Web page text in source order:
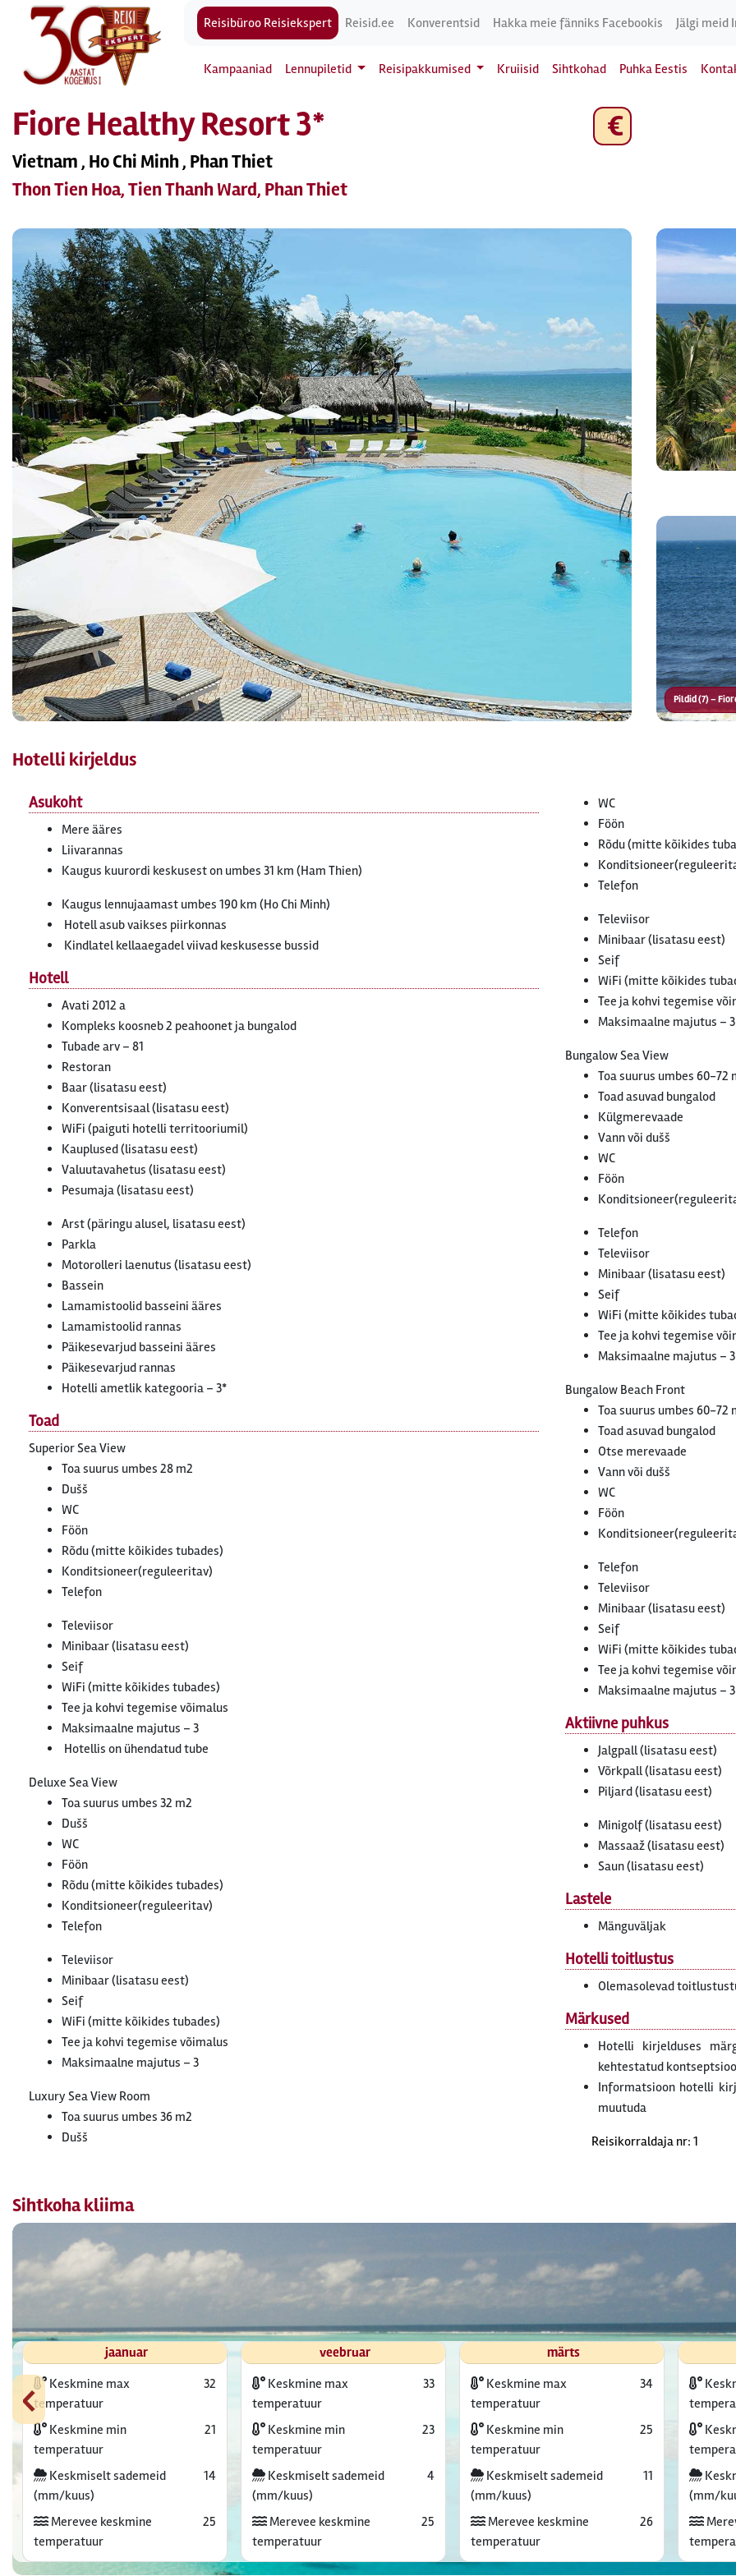
Reisibüroo Reisiekspert Reisid.ee Konverentsid Hakka meie fänniks Facebookis Jälgi meid
Kampaaniad Lennupiletid Reisipakkumised Kruiisid Sihtkohad Puhka Eestis
Fiore Healthy Resort 3*
Vietnam , Ho Chi Minh , Phan Thiet
Thon Tien Hoa, Tien Thanh Ward, Phan Thiet
€
Pildid (7) –
Hotelli kirjeldus
Asukoht
Mere ääres
Liivarannas
Kaugus kuurordi keskusest on umbes 31 km (Ham Thien)
Kaugus lennujaamast umbes 190 km (Ho Chi Minh)
Hotell asub vaikses piirkonnas
Kindlatel kellaaegadel viivad keskusesse bussid
Hotell
Avati 2012 a
Kompleks koosneb 2 peahoonet ja bungalod
Tubade arv – 81
Restoran
Baar (lisatasu eest)
Konverentsisaal (lisatasu eest)
WiFi (paiguti hotelli territooriumil)
Kauplused (lisatasu eest)
Valuutavahetus (lisatasu eest)
Pesumaja (lisatasu eest)
Arst (päringu alusel, lisatasu eest)
Parkla
Motorolleri laenutus (lisatasu eest)
Bassein
Lamamistoolid basseini ääres
Lamamistoolid rannas
Päikesevarjud basseini ääres
Päikesevarjud rannas
Hotelli ametlik kategooria – 3*
Toad
Superior Sea View
Toa suurus umbes 28 m2
Dušš
WC
Föön
Rõdu (mitte kõikides tubades)
Konditsioneer(reguleeritav)
Telefon
Televiisor
Minibaar (lisatasu eest)
Seif
WiFi (mitte kõikides tubades)
Tee ja kohvi tegemise võimalus
Maksimaalne majutus – 3
Hotellis on ühendatud tube
Deluxe Sea View
Toa suurus umbes 32 m2
Dušš
WC
Föön
Rõdu (mitte kõikides tubades)
Konditsioneer(reguleeritav)
Telefon
Televiisor
Minibaar (lisatasu eest)
Seif
WiFi (mitte kõikides tubades)
Tee ja kohvi tegemise võimalus
Maksimaalne majutus – 3
Luxury Sea View Room
Toa suurus umbes 36 m2
Dušš
WC
Föön
Rõdu (mitte kõikides
Telefon
Televiisor
Minibaar (lisatasu eest)
Seif
WiFi (mitte kõikides
Tee ja kohvi tegemise
Maksimaalne majutus – 3
Bungalow Sea View
Toa suurus umbes 60-72
Toad asuvad bungalod
Külgmerevaade
Vann või dušš
WC
Föön
Telefon
Televiisor
Minibaar (lisatasu eest)
Seif
WiFi (mitte kõikides
Tee ja kohvi tegemise
Maksimaalne majutus – 3
Bungalow Beach Front
Toa suurus umbes 60-72
Toad asuvad bungalod
Otse merevaade
Vann või dušš
WC
Föön
Telefon
Televiisor
Minibaar (lisatasu eest)
Seif
WiFi (mitte kõikides
Tee ja kohvi tegemise
Maksimaalne majutus – 3
Aktiivne puhkus
Jalgpall (lisatasu eest)
Võrkpall (lisatasu eest)
Piljard (lisatasu eest)
Minigolf (lisatasu eest)
Massaaž (lisatasu eest)
Saun (lisatasu eest)
Lastele
Mänguväljak
Hotelli toitlustus
Olemasolevad
Märkused
Hotelli kirjelduses
kehtestatud
Informatsioon hotelli
muutuda
Reisikorraldaja nr: 1
Sihtkoha kliima
‹
jaanuar
Keskmine max
temperatuur
32
Keskmine min
temperatuur
21
Keskmiselt sademeid
(mm/kuus)
14
Merevee keskmine
temperatuur
25
veebruar
Keskmine max
temperatuur
33
Keskmine min
temperatuur
23
Keskmiselt sademeid
(mm/kuus)
4
Merevee keskmine
temperatuur
25
märts
Keskmine max
temperatuur
34
Keskmine min
temperatuur
25
Keskmiselt sademeid
(mm/kuus)
11
Merevee keskmine
temperatuur
26
(mm/